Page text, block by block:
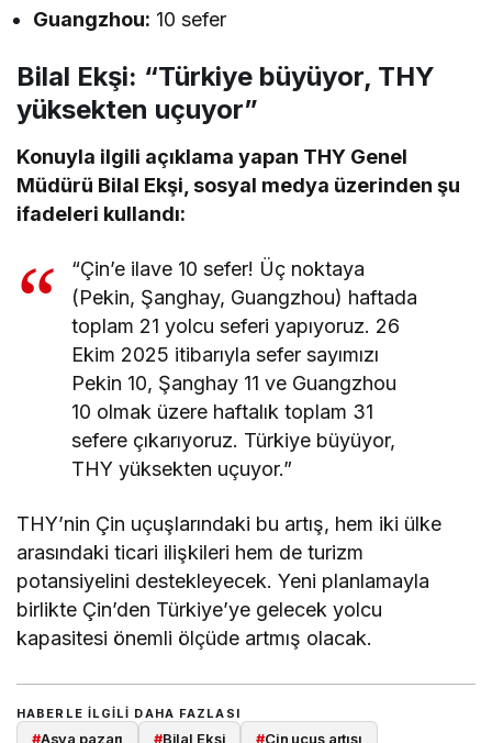
Guangzhou: 10 sefer
Bilal Ekşi: “Türkiye büyüyor, THY
yüksekten uçuyor”
Konuyla ilgili açıklama yapan THY Genel
Müdürü Bilal Ekşi, sosyal medya üzerinden şu
ifadeleri kullandı:
“Çin’e ilave 10 sefer! Üç noktaya
(Pekin, Şanghay, Guangzhou) haftada
toplam 21 yolcu seferi yapıyoruz. 26
Ekim 2025 itibarıyla sefer sayımızı
Pekin 10, Şanghay 11 ve Guangzhou
10 olmak üzere haftalık toplam 31
sefere çıkarıyoruz. Türkiye büyüyor,
THY yüksekten uçuyor.”
THY’nin Çin uçuşlarındaki bu artış, hem iki ülke
arasındaki ticari ilişkileri hem de turizm
potansiyelini destekleyecek. Yeni planlamayla
birlikte Çin’den Türkiye’ye gelecek yolcu
kapasitesi önemli ölçüde artmış olacak.
HABERLE ILGILI DAHA FAZLASI
#Asya pazarı #Bilal Ekşi #Çin uçuş artışı